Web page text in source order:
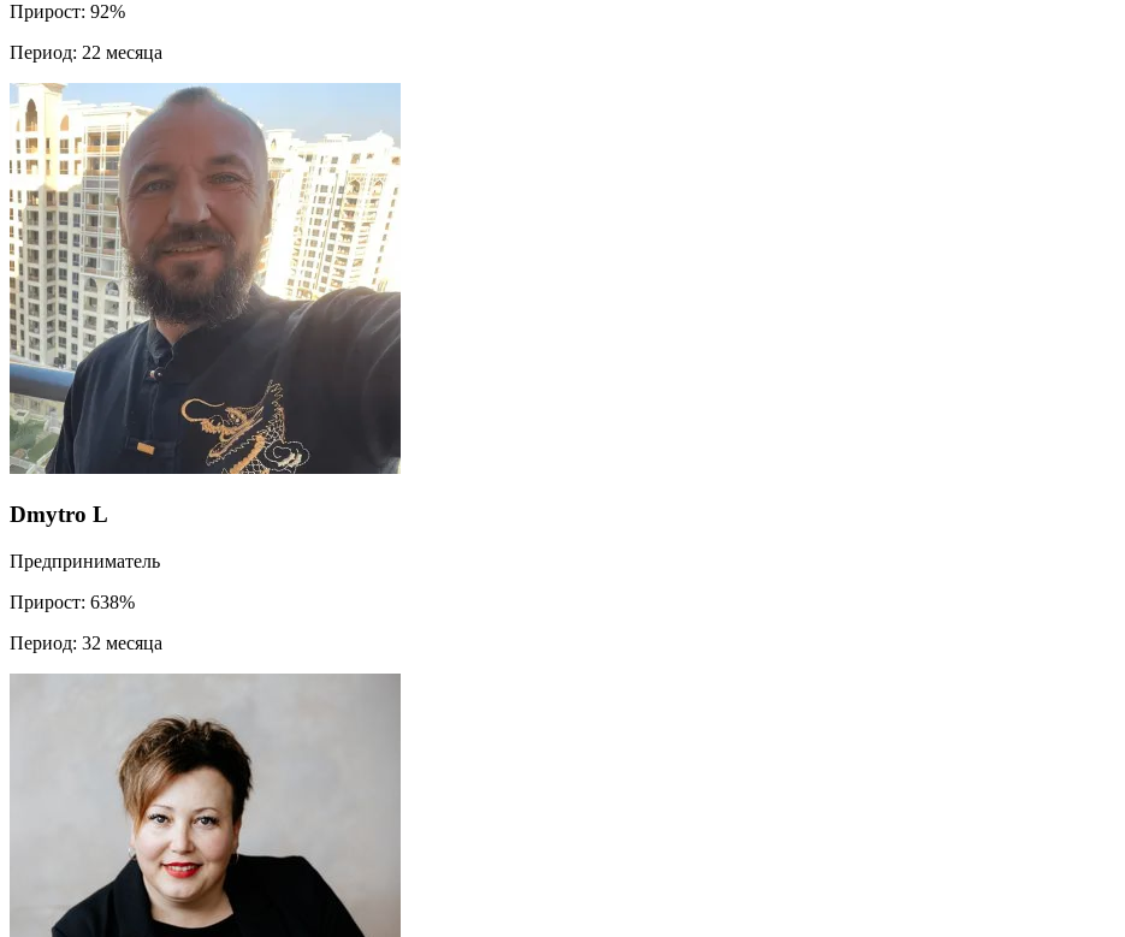
Прирост: 92%
Период: 22 месяца
Dmytro L
Предприниматель
Прирост: 638%
Период: 32 месяца